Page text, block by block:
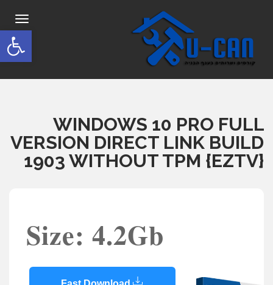
פתח
WINDOWS 10 PRO FULL
VERSION DIRECT LINK BUILD
1903 WITHOUT TPM {EZTV}
Size: 4.2Gb